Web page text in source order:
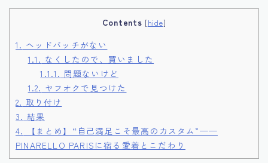
Contents [hide]
1. ヘッドバッチがない
1.1. なくしたので、買いました
1.1.1. 問題ないけど
1.2. ヤフオクで見つけた
2. 取り付け
3. 結果
4.
【まとめ】“自己満足こそ最高のカスタム”——
PINARELLO PARISに宿る愛着とこだわり